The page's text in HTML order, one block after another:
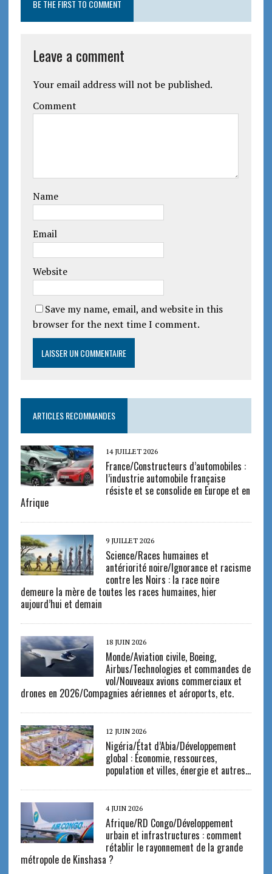
BE THE FIRST TO COMMENT
Leave a comment
Your email address will not be published.
Comment
Name
Email
Website
Save my name, email, and website in this
browser for the next time I comment.
ARTICLES RECOMMANDES
14 JUILLET 2026
France/Constructeurs d’automobiles :
l’industrie automobile française
résiste et se consolide en Europe et en
Afrique
9 JUILLET 2026
Science/Races humaines et
antériorité noire/Ignorance et racisme
contre les Noirs : la race noire
demeure la mère de toutes les races humaines, hier
aujourd’hui et demain
18 JUIN 2026
Monde/Aviation civile, Boeing,
Airbus/Technologies et commandes de
vol/Nouveaux avions commerciaux et
drones en 2026/Compagnies aériennes et aéroports, etc.
12 JUIN 2026
Nigéria/État d’Abia/Développement
global : Économie, ressources,
population et villes, énergie et autres…
4 JUIN 2026
Afrique/RD Congo/Développement
urbain et infrastructures : comment
rétablir le rayonnement de la grande
métropole de Kinshasa ?